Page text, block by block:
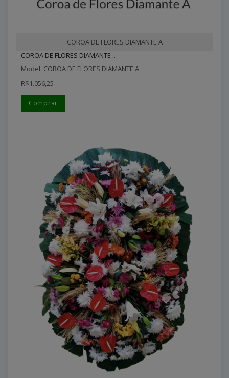
COROA DE FLORES DIAMANTE A
COROA DE FLORES DIAMANTE ..
Model: COROA DE FLORES DIAMANTE A
R$1.056,25
Comprar